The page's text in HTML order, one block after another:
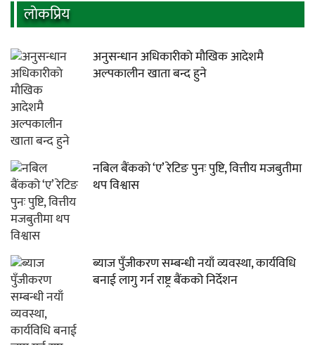
लाेकप्रिय
अनुसन्धान अधिकारीकाे माैखिक आदेशमै
अल्पकालीन खाता बन्द हुने
नबिल बैंकको ‘ए’ रेटिङ पुनः पुष्टि, वित्तीय मजबुतीमा
थप विश्वास
ब्याज पुँजीकरण सम्बन्धी नयाँ व्यवस्था, कार्यविधि
बनाई लागु गर्न राष्ट्र बैंकको निर्देशन